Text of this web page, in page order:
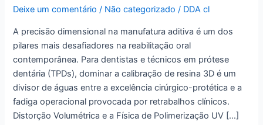
Deixe um comentário / Não categorizado / DDA cl
A precisão dimensional na manufatura aditiva é um dos
pilares mais desafiadores na reabilitação oral
contemporânea. Para dentistas e técnicos em prótese
dentária (TPDs), dominar a calibração de resina 3D é um
divisor de águas entre a excelência cirúrgico-protética e a
fadiga operacional provocada por retrabalhos clínicos.
Distorção Volumétrica e a Física de Polimerização UV […]
Resinas
para
Modelos
Alveolares
e
Troquéis
de
Alta